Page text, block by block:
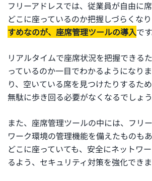
フリーアドレスでは、従業員が自由に
どこに座っているのか把握しづらくなり
すめなのが、座席管理ツールの導入です
リアルタイムで座席状況を把握できる
っているのか一目でわかるようになり
り、空いている席を見つけたりするた
無駄に歩き回る必要がなくなるでしょう
また、座席管理ツールの中には、フリ
ワーク環境の管理機能を備えたものも
どこに座っていても、安全にネットワ
るよう、セキュリティ対策を強化できま